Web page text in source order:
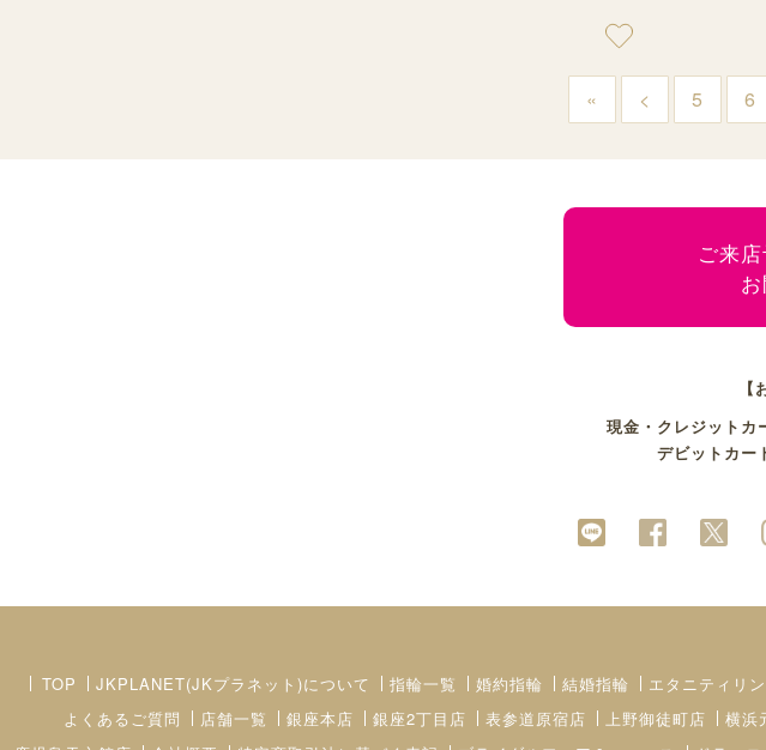
« < 5 6
ご来
現金・クレジットカ
デビットカー
TOP JKPLANET(JKプラネット)について 指輪一覧 婚約指輪 結婚指輪 エタニティリ
よくあるご質問
店舗一覧 銀座本店 銀座2丁目店 表参道原宿店 上野御徒町店 横浜